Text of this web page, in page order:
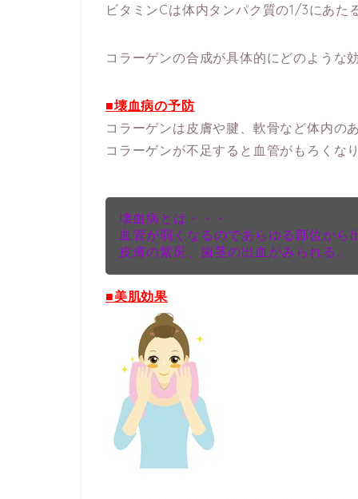
ビタミンCは体内タンパク質の1/3にあた
コラーゲンの合成が具体的にどのような
■壊血病の予防
コラーゲンは皮膚や腱、軟骨など体内の
コラーゲンが不足すると血管がもろくなり
壊血病とは・・・
血管が弱くなるのであらゆる部位から
皮膚の紫斑、歯茎の出血がみられる。
■美肌効果